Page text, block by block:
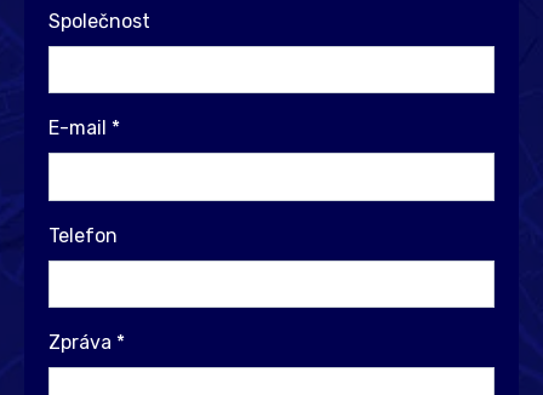
Společnost
E-mail *
Telefon
Zpráva *